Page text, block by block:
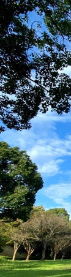
9:30
したことをお詫
ました
ました！ たく
（月）ごろ送付
参加特典公開
いただいてい